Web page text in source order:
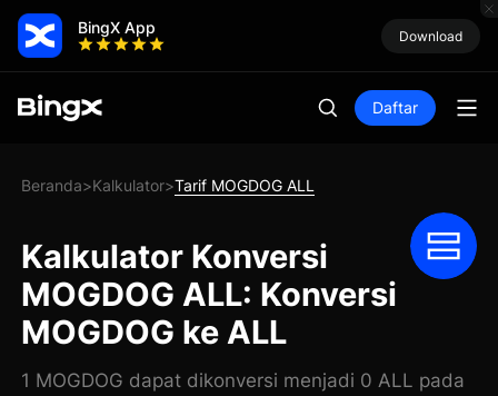
BingX App Download
Daftar
Beranda>Kalkulator>Tarif MOGDOG ALL
Kalkulator Konversi
MOGDOG ALL: Konversi
MOGDOG ke ALL
1 MOGDOG dapat dikonversi menjadi 0 ALL pada